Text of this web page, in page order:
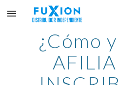
Skip to main content
¿Cómo